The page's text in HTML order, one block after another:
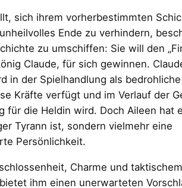
sich ihrem vorherbestimmten
Ende zu verhindern,
zu umschiffen: Sie will den
Claude, für sich gewinnen.
in der Spielhandlung als
Kräfte verfügt und im Verlauf der
für die Heldin wird. Doch Aileen hat
Tyrann ist, sondern vielmehr eine
Persönlichkeit.
Charme und
ihm einen unerwarteten